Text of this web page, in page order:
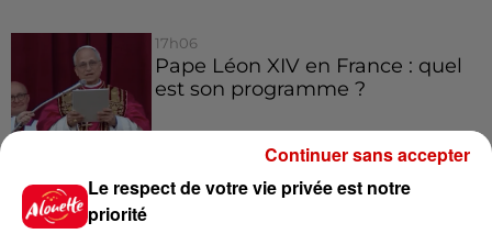
17h06
Pape Léon XIV en France : quel
est son programme ?
15h54
Le respect de votre vie privée est notre
priorité
Continuer sans accepter